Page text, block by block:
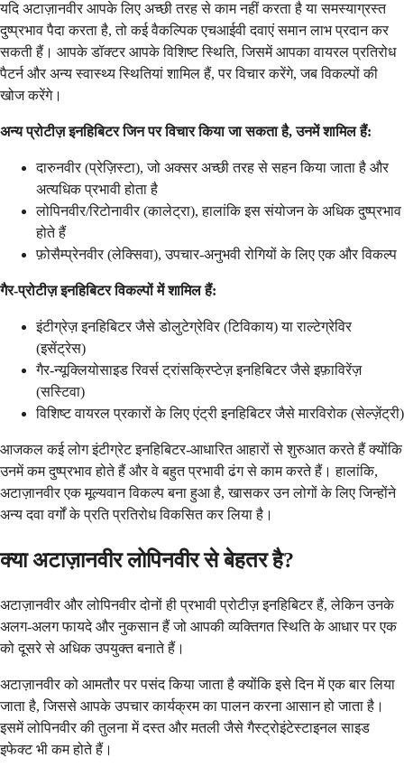
यदि अटाज़ानवीर आपके लिए अच्छी तरह से काम नहीं करता है या समस्याग्रस्त
दुष्प्रभाव पैदा करता है, तो कई वैकल्पिक एचआईवी दवाएं समान लाभ प्रदान कर
सकती हैं। आपके डॉक्टर आपके विशिष्ट स्थिति, जिसमें आपका वायरल प्रतिरोध
पैटर्न और अन्य स्वास्थ्य स्थितियां शामिल हैं, पर विचार करेंगे, जब विकल्पों की
खोज करेंगे।
अन्य प्रोटीज़ इनहिबिटर जिन पर विचार किया जा सकता है, उनमें शामिल हैं:
दारुनवीर (प्रेज़िस्टा), जो अक्सर अच्छी तरह से सहन किया जाता है और
अत्यधिक प्रभावी होता है
लोपिनवीर/रिटोनावीर (कालेट्रा), हालांकि इस संयोजन के अधिक दुष्प्रभाव
होते हैं
फ़ोसैम्प्रेनवीर (लेक्सिवा), उपचार-अनुभवी रोगियों के लिए एक और विकल्प
गैर-प्रोटीज़ इनहिबिटर विकल्पों में शामिल हैं:
इंटीग्रेज़ इनहिबिटर जैसे डोलुटेग्रेविर (टिविकाय) या राल्टेग्रेविर
(इसेंट्रेस)
गैर-न्यूक्लियोसाइड रिवर्स ट्रांसक्रिप्टेज़ इनहिबिटर जैसे इफ़ाविरेंज़
(सस्टिवा)
विशिष्ट वायरल प्रकारों के लिए एंट्री इनहिबिटर जैसे मारविरोक (सेल्ज़ेंट्री)
आजकल कई लोग इंटीग्रेट इनहिबिटर-आधारित आहारों से शुरुआत करते हैं क्योंकि
उनमें कम दुष्प्रभाव होते हैं और वे बहुत प्रभावी ढंग से काम करते हैं। हालांकि,
अटाज़ानवीर एक मूल्यवान विकल्प बना हुआ है, खासकर उन लोगों के लिए जिन्होंने
अन्य दवा वर्गों के प्रति प्रतिरोध विकसित कर लिया है।
क्या अटाज़ानवीर लोपिनवीर से बेहतर है?
अटाज़ानवीर और लोपिनवीर दोनों ही प्रभावी प्रोटीज़ इनहिबिटर हैं, लेकिन उनके
अलग-अलग फायदे और नुकसान हैं जो आपकी व्यक्तिगत स्थिति के आधार पर एक
को दूसरे से अधिक उपयुक्त बनाते हैं।
अटाज़ानवीर को आमतौर पर पसंद किया जाता है क्योंकि इसे दिन में एक बार लिया
जाता है, जिससे आपके उपचार कार्यक्रम का पालन करना आसान हो जाता है।
इसमें लोपिनवीर की तुलना में दस्त और मतली जैसे गैस्ट्रोइंटेस्टाइनल साइड
इफेक्ट भी कम होते हैं।